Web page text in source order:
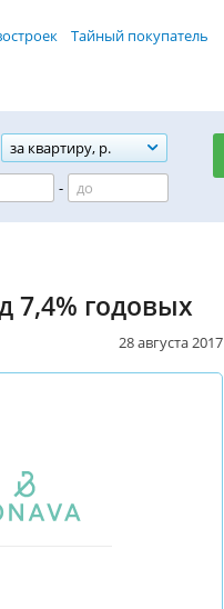
Тайный покупатель
за квартиру, р.
-
7,4% годовых
28 августа 2017